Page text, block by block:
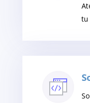
tu